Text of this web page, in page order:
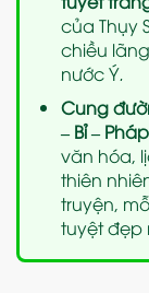
của Thụy
chiều
nước Ý.
Cung
– Bỉ –
văn hóa,
thiên
truyện,
tuyệt đẹp